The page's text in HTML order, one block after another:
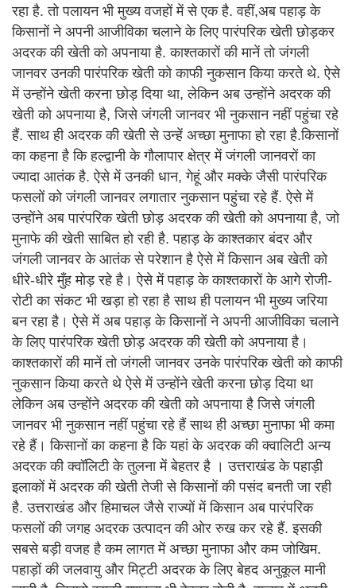
रहा है. तो पलायन भी मुख्य वजहों में से एक है. वहीं,अब पहाड़ के
किसानों ने अपनी आजीविका चलाने के लिए पारंपरिक खेती छोड़कर
अदरक की खेती को अपनाया है. काश्तकारों की मानें तो जंगली
जानवर उनकी पारंपरिक खेती को काफी नुकसान किया करते थे. ऐसे
में उन्होंने खेती करना छोड़ दिया था, लेकिन अब उन्होंने अदरक की
खेती को अपनाया है, जिसे जंगली जानवर भी नुकसान नहीं पहुंचा रहे
हैं. साथ ही अदरक की खेती से उन्हें अच्छा मुनाफा हो रहा है.किसानों
का कहना है कि हल्द्वानी के गौलापार क्षेत्र में जंगली जानवरों का
ज्यादा आतंक है. ऐसे में उनकी धान, गेहूं और मक्के जैसी पारंपरिक
फसलों को जंगली जानवर लगातार नुकसान पहुंचा रहे हैं. ऐसे में
उन्होंने अब पारंपरिक खेती छोड़ अदरक की खेती को अपनाया है, जो
मुनाफे की खेती साबित हो रही है. पहाड़ के काश्तकार बंदर और
जंगली जानवर के आतंक से परेशान है ऐसे में किसान अब खेती को
धीरे-धीरे मुँह मोड़ रहे है। ऐसे में पहाड़ के काश्तकारों के आगे रोजी-
रोटी का संकट भी खड़ा हो रहा है साथ ही पलायन भी मुख्य जरिया
बन रहा है। ऐसे में अब पहाड़ के किसानों ने अपनी आजीविका चलाने
के लिए पारंपरिक खेती छोड़ अदरक की खेती को अपनाया है।
काश्तकारों की मानें तो जंगली जानवर उनके पारंपरिक खेती को काफी
नुकसान किया करते थे ऐसे में उन्होंने खेती करना छोड़ दिया था
लेकिन अब उन्होंने अदरक की खेती को अपनाया है जिसे जंगली
जानवर भी नुकसान नहीं पहुंचा रहे हैं साथ ही अच्छा मुनाफा भी कमा
रहे हैं। किसानों का कहना है कि यहां के अदरक की क्वालिटी अन्य
अदरक की क्वॉलिटी के तुलना में बेहतर है । उत्तराखंड के पहाड़ी
इलाकों में अदरक की खेती तेजी से किसानों की पसंद बनती जा रही
है. उत्तराखंड और हिमाचल जैसे राज्यों में किसान अब पारंपरिक
फसलों की जगह अदरक उत्पादन की ओर रुख कर रहे हैं. इसकी
सबसे बड़ी वजह है कम लागत में अच्छा मुनाफा और कम जोखिम.
पहाड़ों की जलवायु और मिट्टी अदरक के लिए बेहद अनुकूल मानी